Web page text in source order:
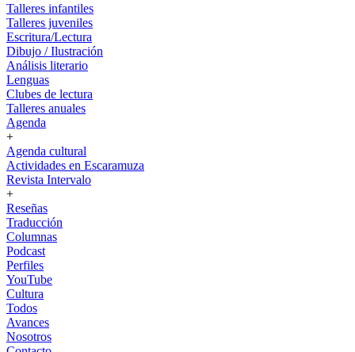
Talleres infantiles
Talleres juveniles
Escritura/Lectura
Dibujo / Ilustración
Análisis literario
Lenguas
Clubes de lectura
Talleres anuales
Agenda
+
Agenda cultural
Actividades en Escaramuza
Revista Intervalo
+
Reseñas
Traducción
Columnas
Podcast
Perfiles
YouTube
Cultura
Todos
Avances
Nosotros